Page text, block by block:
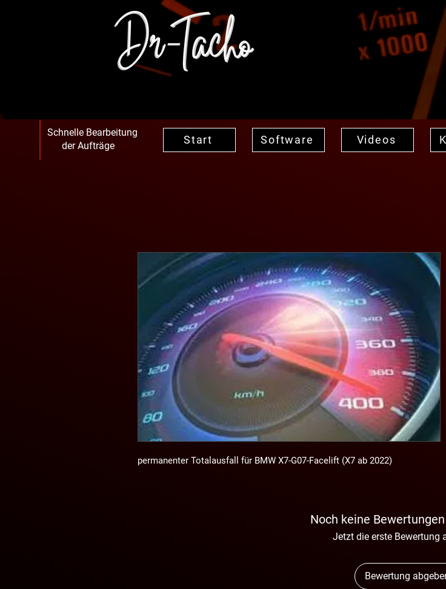
Schnelle Bearbeitung
der Aufträge
Start Software Videos
permanenter Totalausfall für BMW X7-G07-Facelift (X7 ab 2022)
Noch keine
Jetzt die erste Bewertung
Bewertung